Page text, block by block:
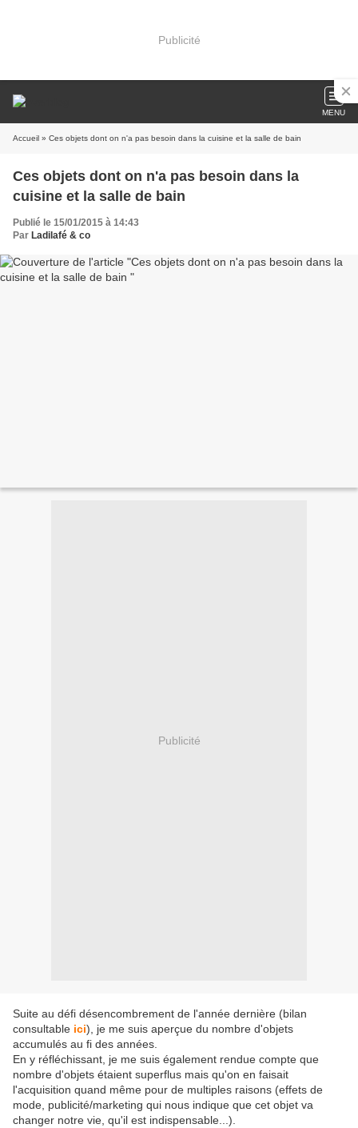
Publicité
MENU
Accueil » Ces objets dont on n'a pas besoin dans la cuisine et la salle de bain
Ces objets dont on n'a pas besoin dans la
cuisine et la salle de bain
Publié le 15/01/2015 à 14:43
Par Ladilafé & co
Publicité
Suite au défi désencombrement de l'année dernière (bilan
consultable ici), je me suis aperçue du nombre d'objets
accumulés au fi des années.
En y réfléchissant, je me suis également rendue compte que
nombre d'objets étaient superflus mais qu'on en faisait
l'acquisition quand même pour de multiples raisons (effets de
mode, publicité/marketing qui nous indique que cet objet va
changer notre vie, qu'il est indispensable...).